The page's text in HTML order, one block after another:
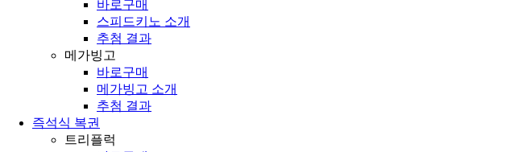
바로구매
스피드키노 소개
추첨 결과
메가빙고
바로구매
메가빙고 소개
추첨 결과
즉석식 복권
트리플럭